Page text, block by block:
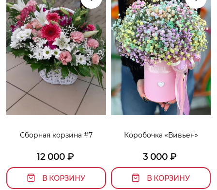
Сборная корзина #7
12 000₽
В КОРЗИНУ
Коробочка «Вивьен»
3 000 ₽
В КОРЗИНУ